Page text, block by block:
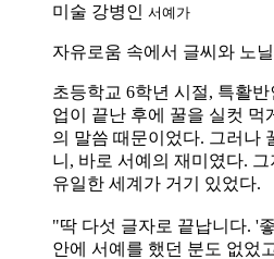
미술 강병인 서예가
자유로움 속에서 글씨와 노
초등학교 6학년 시절, 특활
업이 끝난 후에 꿀을 실컷 먹
의 말씀 때문이었다. 그러나
니, 바로 서예의 재미였다.
유일한 세계가 거기 있었다.
"딱 다섯 글자로 끝납니다. '
안에 서예를 했던 분도 없었